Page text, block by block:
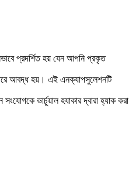
প্রদর্শিত হয় যেন আপনি প্রকৃত
আবদ্ধ হয়। এই এনক্যাপসুলেশনটি
ভার্চুয়াল হযাকার দ্বারা হ্যাক করা